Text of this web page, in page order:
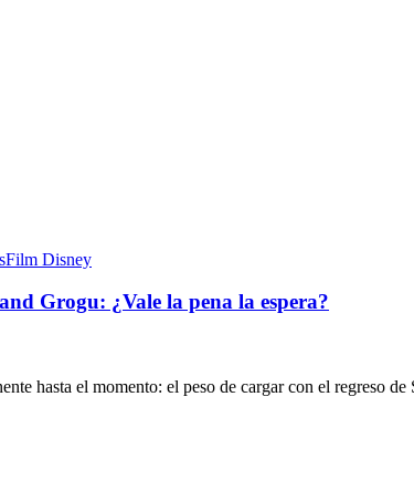
Grogu: ¿Vale la pena la espera?
hasta el momento: el peso de cargar con el regreso de